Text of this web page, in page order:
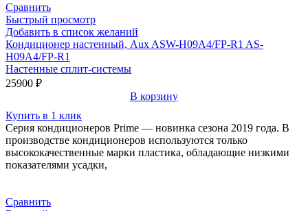
Сравнить
Быстрый просмотр
Добавить в список желаний
Кондиционер настенный, Aux ASW-H09A4/FP-R1 AS-
H09A4/FP-R1
Настенные сплит-системы
25900 ₽
В корзину
Купить в 1 клик
Серия кондиционеров Prime — новинка сезона 2019 года. В
производстве кондиционеров используются только
высококачественные марки пластика, обладающие низкими
показателями усадки,
Сравнить